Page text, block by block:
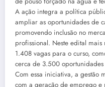
A ação integra a política
ampliar as oportunidades de
promovendo inclusão no
profissional. Neste edital
1.408 vagas para o curso,
cerca de 3.500
Com essa iniciativa, a gestão
com a geração de emprego e